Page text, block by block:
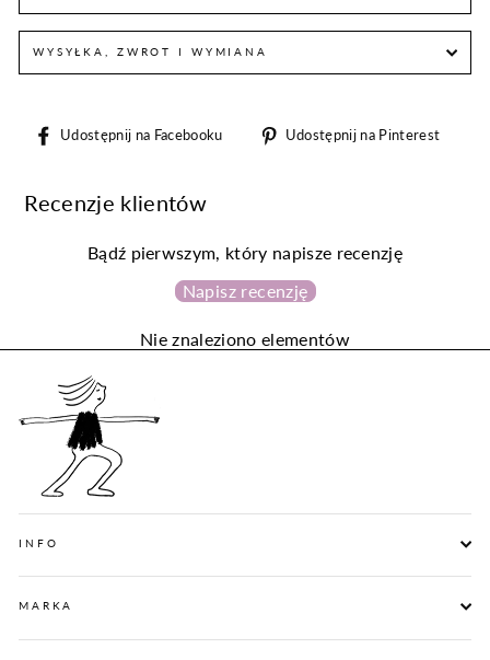
WYSYŁKA, ZWROT I WYMIANA
Udostępnij na Facebooku
UdostępnijUdostępnij na Pinterest
Recenzje klientów
Bądź pierwszym, który napisze recenzję
Napisz recenzję
Nie znaleziono elementów
INFO
MARKA